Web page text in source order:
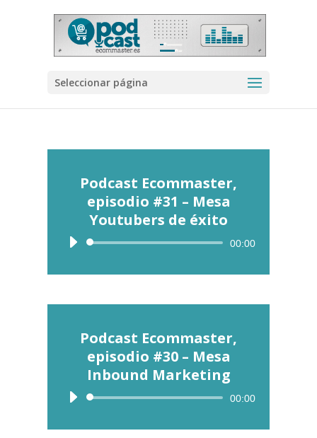
Seleccionar página
Podcast Ecommaster,
episodio #31 – Mesa
Youtubers de éxito
Reproductor
audio
00:00
Podcast Ecommaster,
episodio #30 – Mesa
Inbound Marketing
Reproductor
audio
00:00